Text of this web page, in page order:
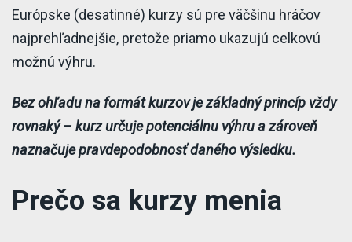
Európske (desatinné) kurzy sú pre väčšinu hráčov
najprehľadnejšie, pretože priamo ukazujú celkovú
možnú výhru.
Bez ohľadu na formát kurzov je základný princíp vždy
rovnaký – kurz určuje potenciálnu výhru a zároveň
naznačuje pravdepodobnosť daného výsledku.
Prečo sa kurzy menia